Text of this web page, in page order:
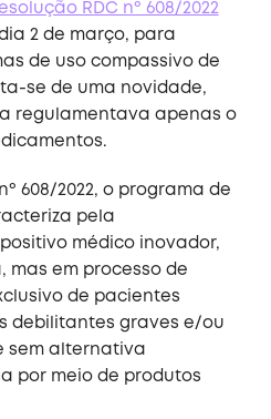
RDC nº 608/2022
dia 2 de março, para
de uso compassivo de
se de uma novidade,
regulamentava apenas o
608/2022, o programa de
pela
médico inovador,
mas em processo de
de pacientes
debilitantes graves e/ou
sem alternativa
por meio de produtos